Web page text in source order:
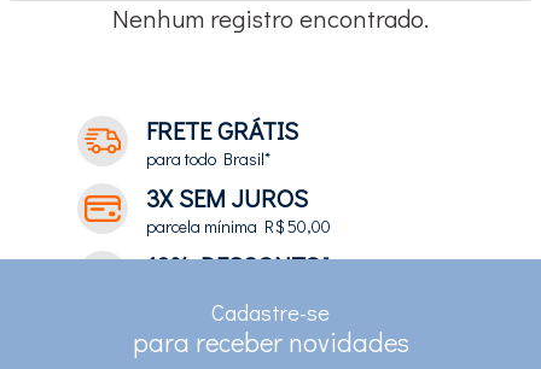
Nenhum registro encontrado.
FRETE GRÁTIS
para todo Brasil*
3X SEM JUROS
parcela mínima R$ 50,00
10% DESCONTO*
RASTREAMENTO
Cadastre-se
para receber novidades